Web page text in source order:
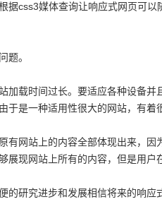
据css3媒体查询让响应式网页可以
题。
加载时间过长。要适应各种设备并
于是一种适用性很大的网站，有着
有网站上的内容全部体现出来，因
展现网站上所有的内容，但是用户
的研究进步和发展相信将来的响应